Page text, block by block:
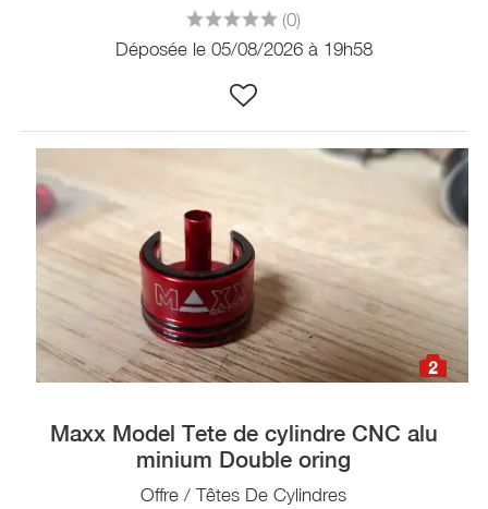
(0)
Déposée le 05/08/2026 à 19h58
2
Maxx Model Tete de cylindre CNC alu
minium Double oring
Offre / Têtes De Cylindres